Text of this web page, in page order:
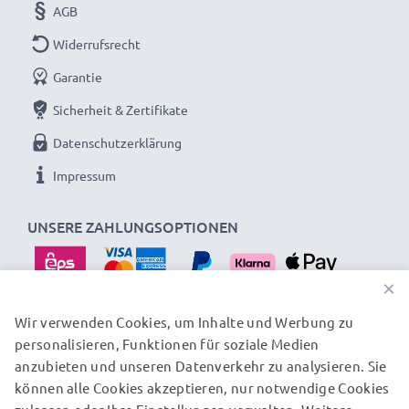
UNSERE ZAHLUNGSOPTIONEN
AGB
Widerrufsrecht
Garantie
Sicherheit & Zertifikate
Datenschutzerklärung
Impressum
UNSERE VERSANDPARTNER
×
Wir verwenden Cookies, um Inhalte und Werbung zu
personalisieren, Funktionen für soziale Medien
anzubieten und unseren Datenverkehr zu analysieren. Sie
können alle Cookies akzeptieren, nur notwendige Cookies